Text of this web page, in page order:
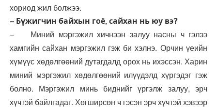
хориод жил болжээ.
– Бүжигчин байхын гоё, сайхан нь юу вэ?
– Миний мэргэжил хичнээн залуу насны ч гэлээ
хамгийн сайхан мэргэжил гэж би хэлнэ. Орчин үеийн
хүмүүс хөдөлгөөний дутагдалд орох нь ихэссэн. Харин
миний мэргэжил хөдөлгөөний илүүдэлд хүргэдэг гэж
болно. Мэргэжил минь биднийг үргэлж залуу, эрч
хүчтэй байлгадаг. Хөгширсөн ч гэсэн эрч хүчтэй хэвээр